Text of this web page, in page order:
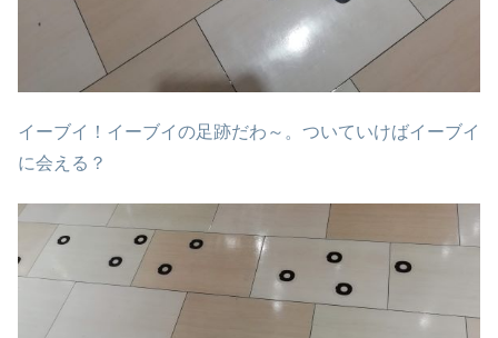
イーブイ！イーブイの足跡だわ～。ついていけばイーブイ
に会える？